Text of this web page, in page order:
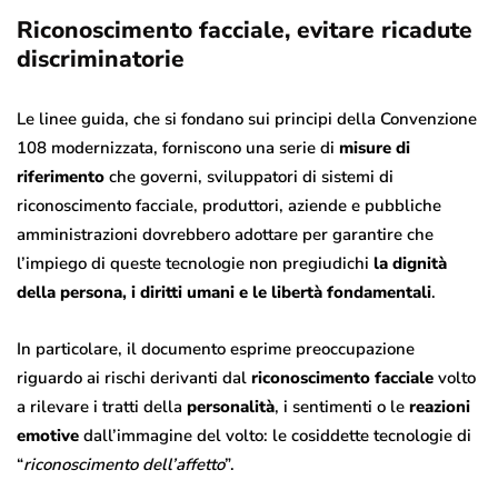
Riconoscimento facciale, evitare ricadute
discriminatorie
Le linee guida, che si fondano sui principi della Convenzione
108 modernizzata, forniscono una serie di misure di
riferimento che governi, sviluppatori di sistemi di
riconoscimento facciale, produttori, aziende e pubbliche
amministrazioni dovrebbero adottare per garantire che
l’impiego di queste tecnologie non pregiudichi la dignità
della persona, i diritti umani e le libertà fondamentali.
In particolare, il documento esprime preoccupazione
riguardo ai rischi derivanti dal riconoscimento facciale volto
a rilevare i tratti della personalità, i sentimenti o le reazioni
emotive dall’immagine del volto: le cosiddette tecnologie di
“riconoscimento dell’affetto”.